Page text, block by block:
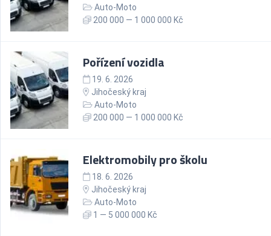
Auto-Moto
200 000 — 1 000 000 Kč
Pořízení vozidla
19. 6. 2026
Jihočeský kraj
Auto-Moto
200 000 — 1 000 000 Kč
Elektromobily pro školu
18. 6. 2026
Jihočeský kraj
Auto-Moto
1 — 5 000 000 Kč